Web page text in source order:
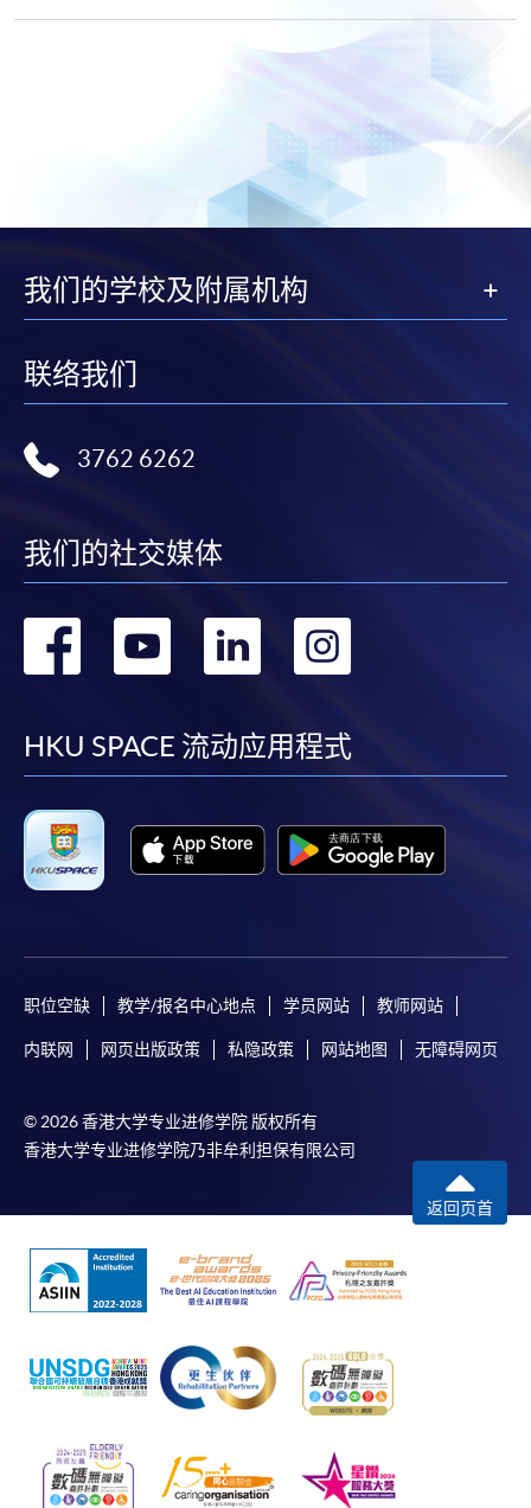
我们的学校及附属机构
联络我们
3762 6262
我们的社交媒体
转
facebook
转
youtube
转
linkedin
转
HKU SPACE 流动应用程式
职位空缺 教学/报名中心地点 学员网站 教师网站
内联网 网页出版政策 私隐政策 网站地图 无障碍网页
© 2026 香港大学专业进修学院 版权所有
香港大学专业进修学院乃非牟利担保有限公司
返回页首